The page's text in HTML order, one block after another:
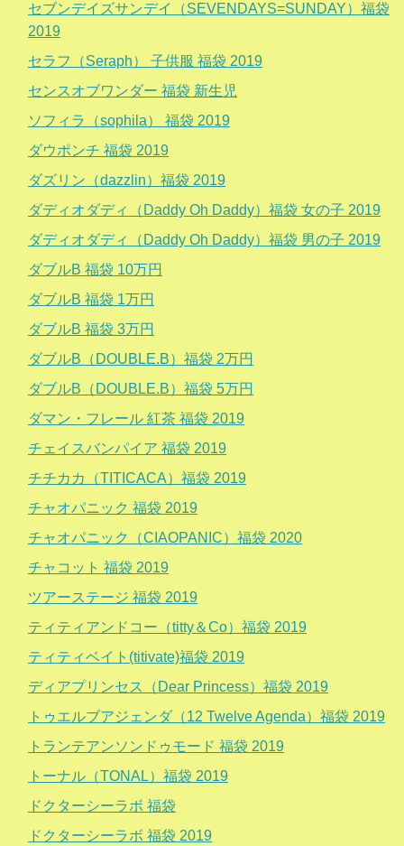
セブンデイズサンデイ（SEVENDAYS=SUNDAY）福袋
2019
セラフ（Seraph） 子供服 福袋 2019
センスオブワンダー 福袋 新生児
ソフィラ（sophila） 福袋 2019
ダウポンチ 福袋 2019
ダズリン（dazzlin）福袋 2019
ダディオダディ（Daddy Oh Daddy）福袋 女の子 2019
ダディオダディ（Daddy Oh Daddy）福袋 男の子 2019
ダブルB 福袋 10万円
ダブルB 福袋 1万円
ダブルB 福袋 3万円
ダブルB（DOUBLE.B）福袋 2万円
ダブルB（DOUBLE.B）福袋 5万円
ダマン・フレール 紅茶 福袋 2019
チェイスバンパイア 福袋 2019
チチカカ（TITICACA）福袋 2019
チャオパニック 福袋 2019
チャオパニック（CIAOPANIC）福袋 2020
チャコット 福袋 2019
ツアーステージ 福袋 2019
ティティアンドコー（titty＆Co）福袋 2019
ティティベイト(titivate)福袋 2019
ディアプリンセス（Dear Princess）福袋 2019
トゥエルブアジェンダ（12 Twelve Agenda）福袋 2019
トランテアンソンドゥモード 福袋 2019
トーナル（TONAL）福袋 2019
ドクターシーラボ 福袋
ドクターシーラボ 福袋 2019